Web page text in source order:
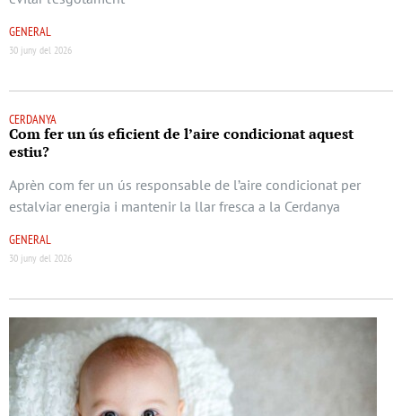
GENERAL
30 juny del 2026
CERDANYA
Com fer un ús eficient de l’aire condicionat aquest
estiu?
Aprèn com fer un ús responsable de l’aire condicionat per
estalviar energia i mantenir la llar fresca a la Cerdanya
GENERAL
30 juny del 2026